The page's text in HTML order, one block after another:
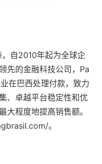
自2010年起为全球企
先的金融科技公司，Pa
在巴西处理付款，致力
、卓越平台稳定性和优
大程度地提高销售额。
。